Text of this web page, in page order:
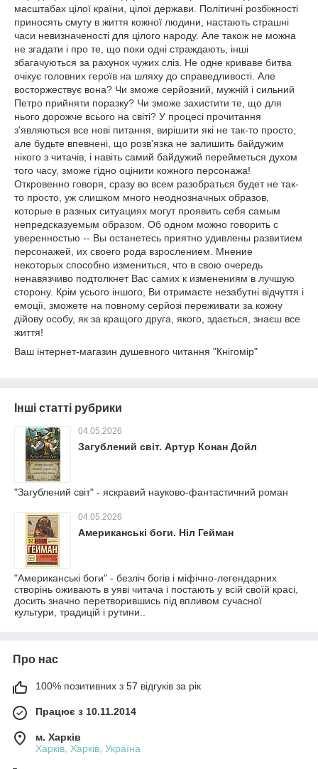
масштабах цілої країни, цілої держави. Політичні розбіжності
приносять смуту в життя кожної людини, настають страшні
часи невизначеності для цілого народу. Але також не можна
не згадати і про те, що поки одні страждають, інші
збагачуються за рахунок чужих сліз. Не одне криваве битва
очікує головних героїв на шляху до справедливості. Але
восторжествує вона? Чи зможе серйозний, мужній і сильний
Петро прийняти поразку? Чи зможе захистити те, що для
нього дорожче всього на світі? У процесі прочитання
з'являються все нові питання, вирішити які не так-то просто,
але будьте впевнені, що розв'язка не залишить байдужим
нікого з читачів, і навіть самий байдужий перейметься духом
того часу, зможе гідно оцінити кожного персонажа!
Откровенно говоря, сразу во всем разобраться будет не так-
то просто, уж слишком много неоднозначных образов,
которые в разных ситуациях могут проявить себя самым
непредсказуемым образом. Об одном можно говорить с
уверенностью -- Вы останетесь приятно удивлены развитием
персонажей, их своего рода взрослением. Мнение
некоторых способно измениться, что в свою очередь
ненавязчиво подтолкнет Вас самих к изменениям в лучшую
сторону. Крім усього іншого, Ви отримаєте незабутні відчуття і
емоції, зможете на повному серйозі переживати за кожну
дійову особу, як за кращого друга, якого, здається, знаєш все
життя!
Ваш інтернет-магазин душевного читання "Кнігомір"
Інші статті рубрики
04.05.2026
Загублений світ. Артур Конан Дойл
"Загублений світ" - яскравий науково-фантастичний роман
04.05.2026
Американські боги. Ніл Гейман
"Американські боги" - безліч богів і міфічно-легендарних
створінь оживають в уяві читача і постають у всій своїй красі,
досить значно перетворившись під впливом сучасної
культури, традицій і рутини..
Про нас
100% позитивних з 57 відгуків за рік
Працює з 10.11.2014
м. Харків
Харків, Харків, Україна